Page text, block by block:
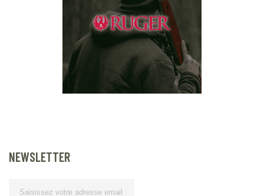
NEWSLETTER